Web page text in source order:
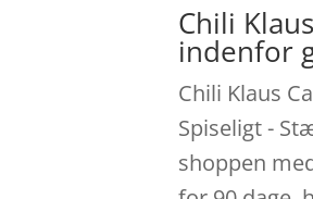
Chili
indenfor
Chili Klaus
Spiseligt -
shoppen